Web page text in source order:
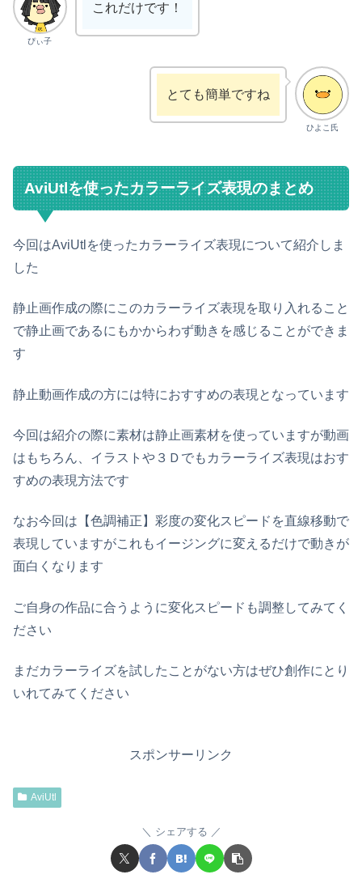
ぴぃ子
これだけです！
ひよこ氏
とても簡単ですね
AviUtlを使ったカラーライズ表現のまとめ
今回はAviUtlを使ったカラーライズ表現について紹介しま
した
静止画作成の際にこのカラーライズ表現を取り入れること
で静止画であるにもかからわず動きを感じることができま
す
静止動画作成の方には特におすすめの表現となっています
今回は紹介の際に素材は静止画素材を使っていますが動画
はもちろん、イラストや３Ｄでもカラーライズ表現はおす
すめの表現方法です
なお今回は【色調補正】彩度の変化スピードを直線移動で
表現していますがこれもイージングに変えるだけで動きが
面白くなります
ご自身の作品に合うように変化スピードも調整してみてく
ださい
まだカラーライズを試したことがない方はぜひ創作にとり
いれてみてください
スポンサーリンク
AviUtl
シェアする